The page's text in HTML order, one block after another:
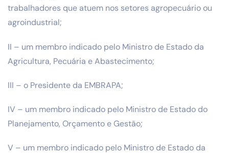
trabalhadores que atuem nos setores agropecuário ou
agroindustrial;
II – um membro indicado pelo Ministro de Estado da
Agricultura, Pecuária e Abastecimento;
III – o Presidente da EMBRAPA;
IV – um membro indicado pelo Ministro de Estado do
Planejamento, Orçamento e Gestão;
V – um membro indicado pelo Ministro de Estado da